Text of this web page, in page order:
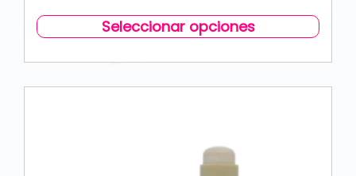
Seleccionar opciones